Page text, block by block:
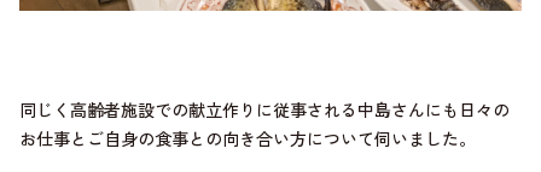
同じく高齢者施設での献立作りに従事される中島さんにも日々の
お仕事とご自身の食事との向き合い方について伺いました。